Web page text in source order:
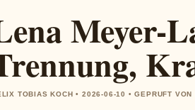
Meyer-
TOBIAS KOCH • 2026-06-10 • GEPRUFT VON